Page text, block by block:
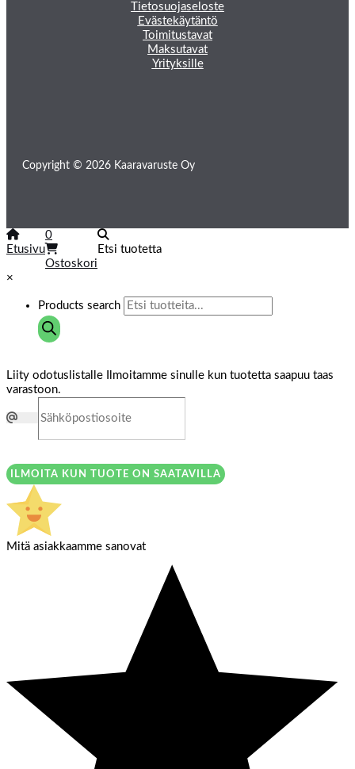
Tietosuojaseloste
Evästekäytäntö
Toimitustavat
Maksutavat
Yrityksille
Copyright © 2026 Kaaravaruste Oy
Etusivu
0
Ostoskori
Etsi tuotetta
×
Products search
Liity odotuslistalle
Ilmoitamme sinulle kun tuotetta saapuu taas
varastoon.
ILMOITA KUN TUOTE ON SAATAVILLA
Mitä asiakkaamme sanovat